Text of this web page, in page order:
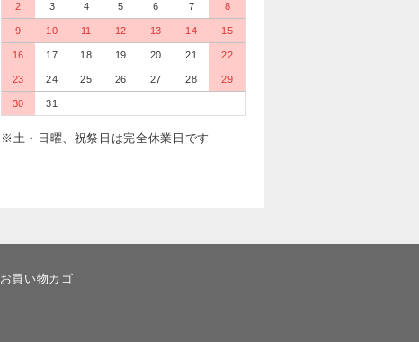
※土・日曜、祝祭日は完全休業日です
2 3 4 5 6 7 8
9 10 11 12 13 14 15
16 17 18 19 20 21 22
23 24 25 26 27 28 29
30 31
お買い物カゴ